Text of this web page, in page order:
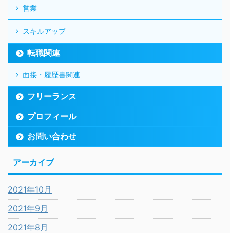
営業
スキルアップ
転職関連
面接・履歴書関連
フリーランス
プロフィール
お問い合わせ
アーカイブ
2021年10月
2021年9月
2021年8月